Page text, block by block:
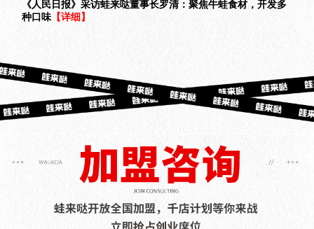
《人民日报》采访蛙来哒董事长罗清：聚焦牛蛙食材，开发多
种口味 【详细】